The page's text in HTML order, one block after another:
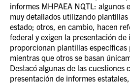
informes MHPAEA NQTL: algunos
muy detallados utilizando
estado; otros, en cambio, hacen
federal y exigen la presentación
proporcionan plantillas específicas
mientras que otros se basan
Destacó algunas de las cuestiones
presentación de informes